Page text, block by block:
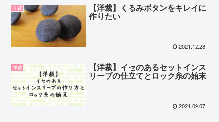
洋裁 【洋裁】くるみボタンをキレイに
作りたい
2021.12.28
洋裁 【洋裁】イセのあるセットインス
リーブの仕立てとロック糸の始末
2021.09.07